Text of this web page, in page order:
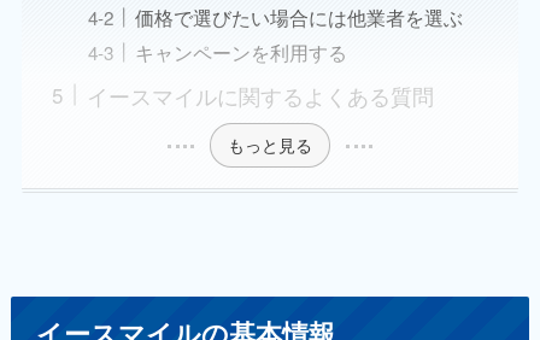
価格で選びたい場合には他業者を選ぶ
キャンペーンを利用する
イースマイルに関するよくある質問
もっと見る